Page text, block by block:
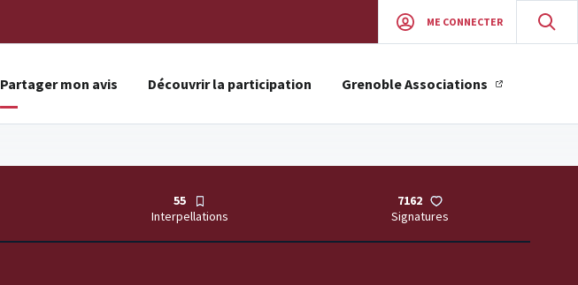
ME CONNECTER
Partager mon avis Découvrir la participation Grenoble Associations
55
Interpellations
7162
Signatures